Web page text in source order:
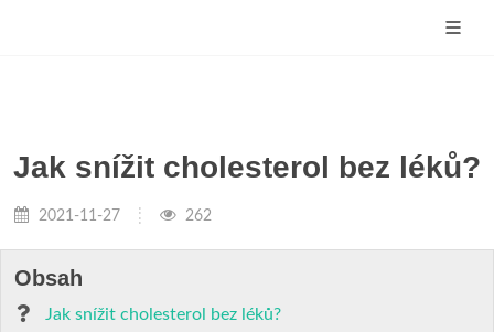
Jak snížit cholesterol bez léků?
2021-11-27 262
Obsah
Jak snížit cholesterol bez léků?